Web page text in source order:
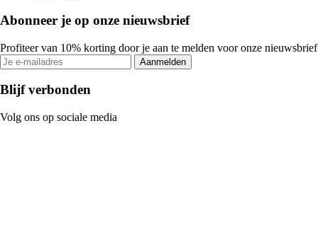
Abonneer je op onze nieuwsbrief
Profiteer van 10% korting door je aan te melden voor onze nieuwsbrief
Aanmelden
Blijf verbonden
Volg ons op sociale media